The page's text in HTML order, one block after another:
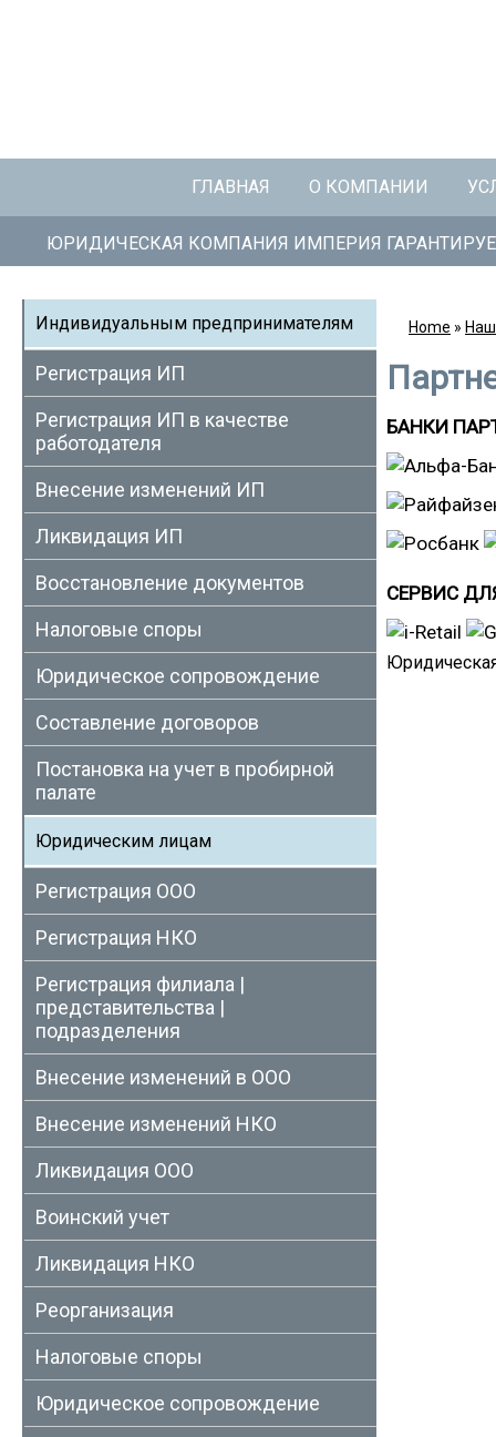
ГЛАВНАЯ О КОМПАНИИ
ЮРИДИЧЕСКАЯ КОМПАНИЯ ИМПЕРИЯ
Home »
БАНКИ
СЕРВИС
Индивидуальным предпринимателям
Регистрация ИП
Регистрация ИП в качестве
работодателя
Внесение изменений ИП
Ликвидация ИП
Восстановление документов
Налоговые споры
Юридическое сопровождение
Составление договоров
Постановка на учет в пробирной
палате
Юридическим лицам
Регистрация ООО
Регистрация НКО
Регистрация филиала |
представительства |
подразделения
Внесение изменений в ООО
Внесение изменений НКО
Ликвидация ООО
Воинский учет
Ликвидация НКО
Реорганизация
Налоговые споры
Юридическое сопровождение